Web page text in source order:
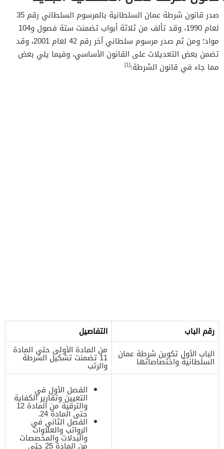
صدر قانون شرطة عمان السلطانية بالمرسوم السلطاني رقم 35
لعام 1990، وقد تألف من ثلاثة أبواب تضمنت ستة فصول و104
مواد؛ ومن ثم صدر مرسوم سلطاني آخر رقم 42 لعام 2001، وقد
تضمن بعض التعديلات على القانون الأساسي، وفيما يلي بعض
مما جاء في قانون الشرطة:[1]
رقم الباب
التفاصيل
الباب الأول تكوين شرطة عمان
السلطانية واختصاصاتها
من المادة الأولى حتى المادة
11 تضمنت تشكيل الشرطة
والرتب
الفصل الأول في
التعيين وتقارير الكفاية
والترقية من المادة 12
حتى المادة 24.
الفصل الثاني في
الرواتب والعلاوات
والبدلات والمخصصات
من المادة 25 حتى